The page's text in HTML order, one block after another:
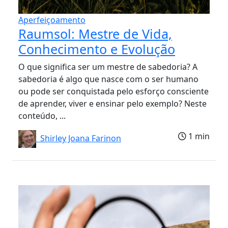
Aperfeiçoamento
Raumsol: Mestre de Vida,
Conhecimento e Evolução
O que significa ser um mestre de sabedoria? A
sabedoria é algo que nasce com o ser humano
ou pode ser conquistada pelo esforço consciente
de aprender, viver e ensinar pelo exemplo? Neste
conteúdo, ...
Shirley Joana Farinon
1 min